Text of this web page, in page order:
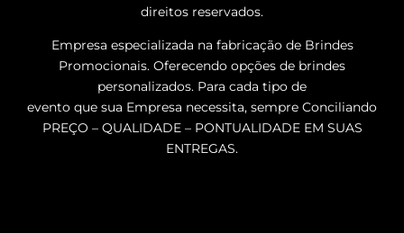
direitos reservados.
Empresa especializada na fabricação de Brindes
Promocionais. Oferecendo opções de brindes
personalizados. Para cada tipo de
evento que sua Empresa necessita, sempre Conciliando
PREÇO – QUALIDADE – PONTUALIDADE EM SUAS
ENTREGAS.